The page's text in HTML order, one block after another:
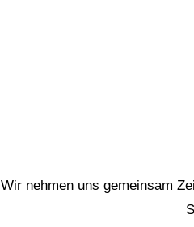
Wir nehmen uns gemeinsam